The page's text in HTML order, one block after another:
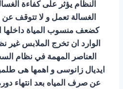
النظام يؤثر على كفاءة
الغسالة تعمل و لا تتوقف
كضعف منسوب المياة داخلها
الوارد ان تخرج الملابس غير
العناصر المهمة في نظام
ايديال زانوسى و اهمها هى
عن صرف المياه بعد انتهاء دورة